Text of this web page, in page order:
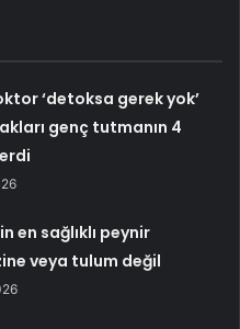
‘detoksa gerek yok’
genç tutmanın 4
en sağlıklı peynir
veya tulum değil